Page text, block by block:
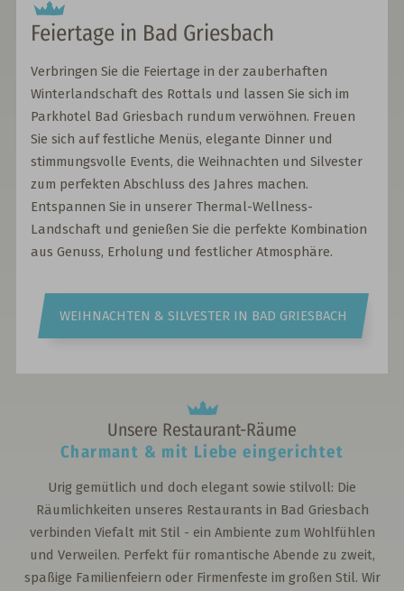
Feiertage in Bad Griesbach
Verbringen Sie die Feiertage in der zauberhaften
Winterlandschaft des Rottals und lassen Sie sich im
Parkhotel Bad Griesbach rundum verwöhnen. Freuen
Sie sich auf festliche Menüs, elegante Dinner und
stimmungsvolle Events, die Weihnachten und Silvester
zum perfekten Abschluss des Jahres machen.
Entspannen Sie in unserer Thermal-Wellness-
Landschaft und genießen Sie die perfekte Kombination
aus Genuss, Erholung und festlicher Atmosphäre.
WEIHNACHTEN & SILVESTER IN BAD GRIESBACH
Unsere Restaurant-Räume
Charmant & mit Liebe eingerichtet
Urig gemütlich und doch elegant sowie stilvoll: Die
Räumlichkeiten unseres Restaurants in Bad Griesbach
verbinden Viefalt mit Stil - ein Ambiente zum Wohlfühlen
und Verweilen. Perfekt für romantische Abende zu zweit,
spaßige Familienfeiern oder Firmenfeste im großen Stil. Wir